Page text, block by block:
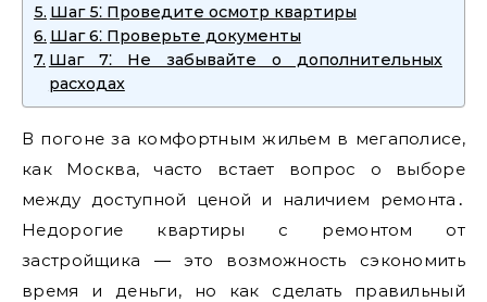
Шаг 5⁚ Проведите осмотр квартиры
Шаг 6⁚ Проверьте документы
Шаг 7⁚ Не забывайте о дополнительных
расходах
В погоне за комфортным жильем в мегаполисе,
как Москва, часто встает вопрос о выборе
между доступной ценой и наличием ремонта․
Недорогие квартиры с ремонтом от
застройщика ― это возможность сэкономить
время и деньги, но как сделать правильный